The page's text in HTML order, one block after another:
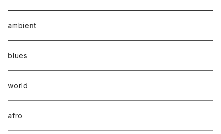
ambient
blues
world
afro